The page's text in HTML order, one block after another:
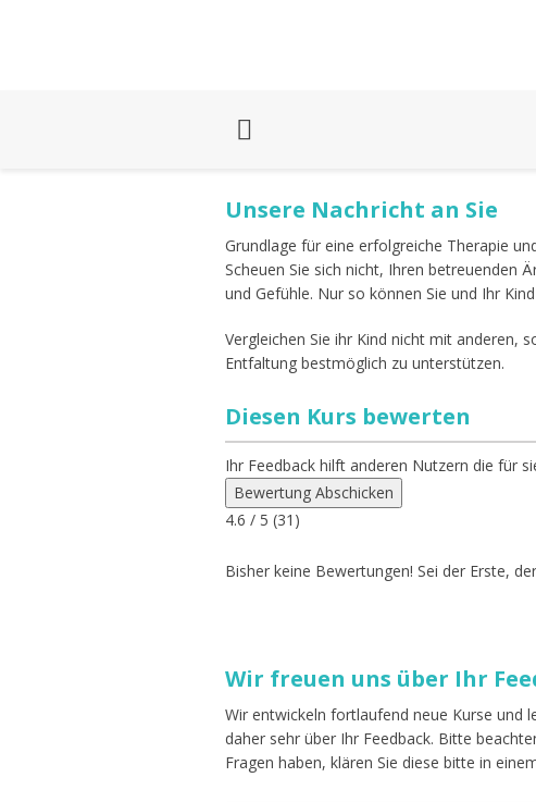
Unsere Nachricht an Sie
Grundlage für eine erfolgreiche Therapie
Scheuen Sie sich nicht, Ihren betreuenden
und Gefühle. Nur so können Sie und Ihr
Vergleichen Sie ihr Kind nicht mit anderen,
Entfaltung bestmöglich zu unterstützen.
Diesen Kurs bewerten
Ihr Feedback hilft anderen Nutzern die für
Bewertung Abschicken
4.6 / 5 (31 )
Bisher keine Bewertungen! Sei der Erste,
Wir freuen uns über Ihr
Wir entwickeln fortlaufend neue Kurse und
daher sehr über Ihr Feedback. Bitte
Fragen haben, klären Sie diese bitte in